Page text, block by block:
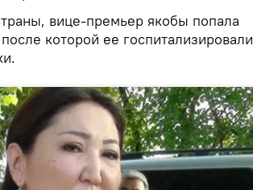
вице-премьер якобы попала
которой ее госпитализировали